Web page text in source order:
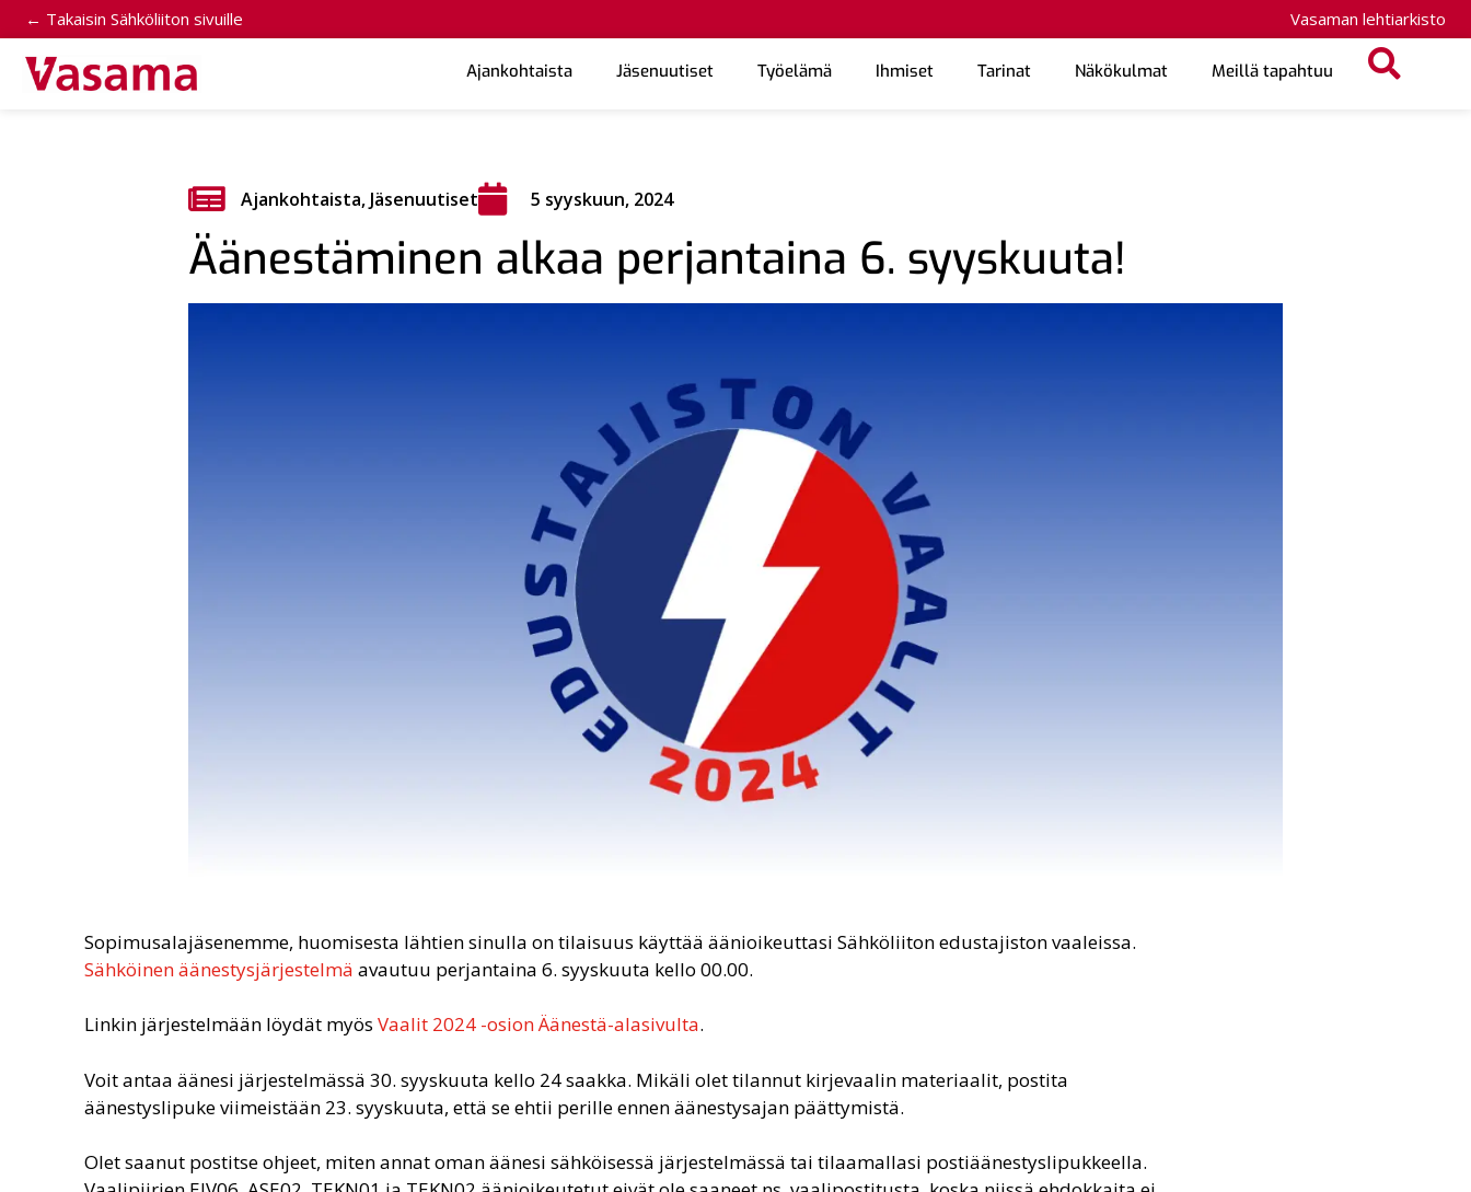
← Takaisin Sähköliiton sivuille Vasaman lehtiarkisto
Ajankohtaista Jäsenuutiset Työelämä Ihmiset Tarinat Näkökulmat Meillä tapahtuu
Ajankohtaista, Jäsenuutiset 5 syyskuun, 2024
Äänestäminen alkaa perjantaina 6. syyskuuta!
Sopimusalajäsenemme, huomisesta lähtien sinulla on tilaisuus käyttää äänioikeuttasi Sähköliiton edustajiston vaaleissa.
Sähköinen äänestysjärjestelmä avautuu perjantaina 6. syyskuuta kello 00.00.
Linkin järjestelmään löydät myösVaalit 2024 -osion Äänestä-alasivulta.
Voit antaa äänesi järjestelmässä 30. syyskuuta kello 24 saakka. Mikäli olet tilannut kirjevaalin materiaalit, postita
äänestyslipuke viimeistään 23. syyskuuta, että se ehtii perille ennen äänestysajan päättymistä.
Olet saanut postitse ohjeet, miten annat oman äänesi sähköisessä järjestelmässä tai tilaamallasi postiäänestyslipukkeella.